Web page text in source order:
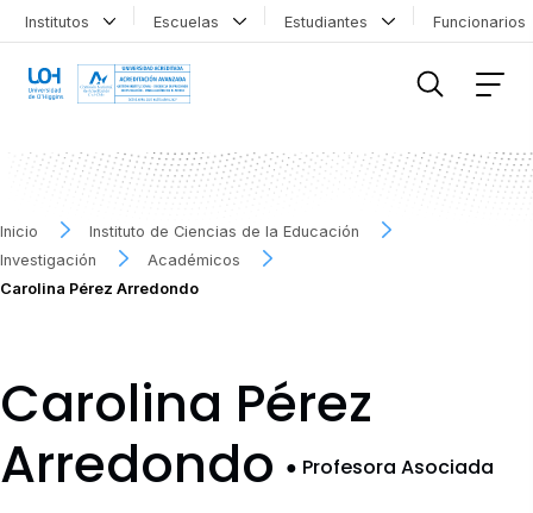
Institutos Escuelas Estudiantes
Inicio
Instituto de Ciencias de la Educación
Investigación
Académicos
Carolina Pérez Arredondo
Carolina Pérez
Arredondo ● Profesora Asociada